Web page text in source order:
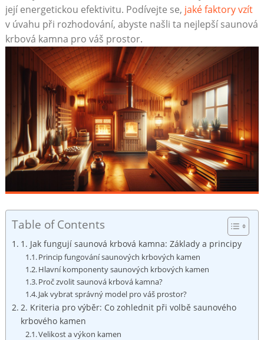
její energetickou efektivitu. Podívejte se, jaké faktory vzít
v úvahu při rozhodování, abyste našli ta nejlepší saunová
krbová kamna pro váš prostor.
Table of Contents
1. Jak fungují saunová krbová kamna: Základy a principy
Princip fungování saunových krbových kamen
Hlavní komponenty saunových krbových kamen
Proč zvolit saunová krbová kamna?
Jak vybrat správný model pro váš prostor?
2. Kriteria pro výběr: Co zohlednit při volbě saunového
krbového kamen
Velikost a výkon kamen